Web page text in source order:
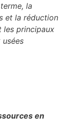
la
et la réduction
les principaux
en